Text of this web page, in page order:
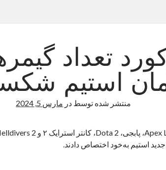
تعداد
استیم
منتشر شده توسط در مارس 5, 2024
جدید استیم به‌خود اختصاص دادند.